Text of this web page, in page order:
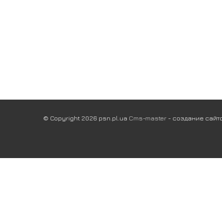
© Copyright 2026 psn.pl.ua Cms-master - создание